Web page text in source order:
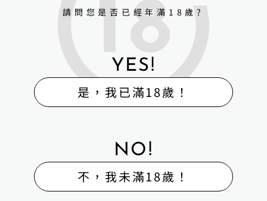
請問您是否已經年滿18歲?
YES!
是，我已滿18歲！
NO!
不，我未滿18歲！